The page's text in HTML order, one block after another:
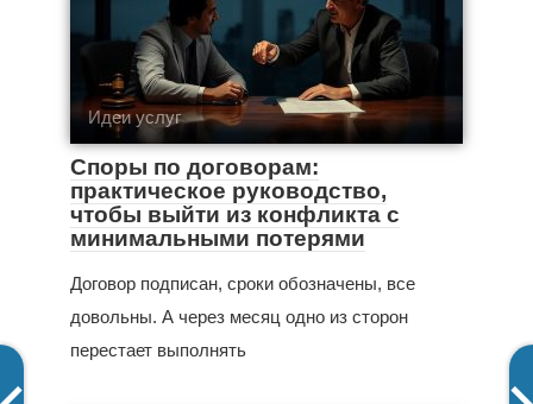
Идеи услуг
Споры по договорам:
практическое руководство,
чтобы выйти из конфликта с
минимальными потерями
Договор подписан, сроки обозначены, все
довольны. А через месяц одно из сторон
перестает выполнять